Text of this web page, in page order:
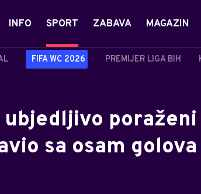
INFO SPORT
FIFA WC 2026 PREMIJER LIGA BIH
ZABAVA MAGAZIN
poraženi
sa osam golova